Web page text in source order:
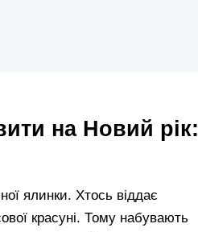
на Новий рік:
ялинки. Хтось віддає
красуні. Тому набувають